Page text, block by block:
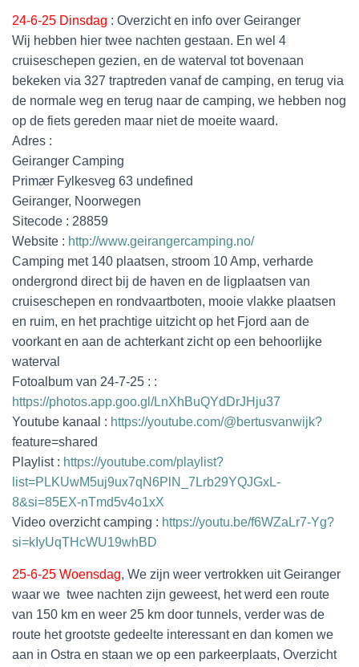
24-6-25 Dinsdag : Overzicht en info over Geiranger
Wij hebben hier twee nachten gestaan. En wel 4
cruiseschepen gezien, en de waterval tot bovenaan
bekeken via 327 traptreden vanaf de camping, en terug via
de normale weg en terug naar de camping, we hebben nog
op de fiets gereden maar niet de moeite waard.
Adres :
Geiranger Camping
Primær Fylkesveg 63 undefined
Geiranger, Noorwegen
Sitecode : 28859
Website : http://www.geirangercamping.no/
Camping met 140 plaatsen, stroom 10 Amp, verharde
ondergrond direct bij de haven en de ligplaatsen van
cruiseschepen en rondvaartboten, mooie vlakke plaatsen
en ruim, en het prachtige uitzicht op het Fjord aan de
voorkant en aan de achterkant zicht op een behoorlijke
waterval
Fotoalbum van 24-7-25 : :
https://photos.app.goo.gl/LnXhBuQYdDrJHju37
Youtube kanaal : https://youtube.com/@bertusvanwijk?
feature=shared
Playlist : https://youtube.com/playlist?
list=PLKUwM5uj9ux7qN6PlN_7Lrb29YQJGxL-
8&si=85EX-nTmd5v4o1xX
Video overzicht camping : https://youtu.be/f6WZaLr7-Yg?
si=kIyUqTHcWU19whBD
25-6-25 Woensdag, We zijn weer vertrokken uit Geiranger
waar we twee nachten zijn geweest, het werd een route
van 150 km en weer 25 km door tunnels, verder was de
route het grootste gedeelte interessant en dan komen we
aan in Ostra en staan we op een parkeerplaats, Overzicht